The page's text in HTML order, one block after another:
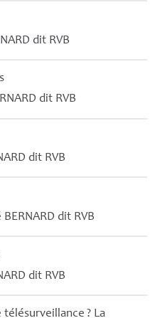
dit RVB
dit RVB
dit RVB
BERNARD dit RVB
dit RVB
télésurveillance ? La